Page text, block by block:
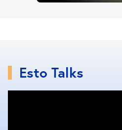
ถึงความสามารถในการผ่อนชำ
Esto Talks